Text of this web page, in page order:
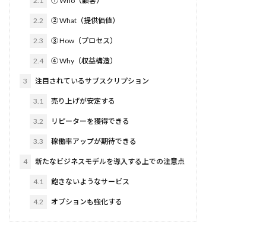
2.2 ② What（提供価値）
2.3 ③ How（プロセス）
2.4 ④ Why（収益構造）
3 注目されているサブスクリプション
3.1 売り上げが安定する
3.2 リピーターを獲得できる
3.3 稼働率アップが期待できる
4 新たなビジネスモデルを導入する上での注意点
4.1 飽きないようなサービス
4.2 オプションも強化する